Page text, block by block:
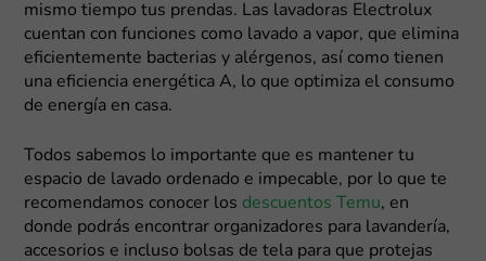
mismo tiempo tus prendas. Las lavadoras Electrolux
cuentan con funciones como lavado a vapor, que elimina
eficientemente bacterias y alérgenos, así como tienen
una eficiencia energética A, lo que optimiza el consumo
de energía en casa.
Todos sabemos lo importante que es mantener tu
espacio de lavado ordenado e impecable, por lo que te
recomendamos conocer los descuentos Temu, en
donde podrás encontrar organizadores para lavandería,
accesorios e incluso bolsas de tela para que protejas